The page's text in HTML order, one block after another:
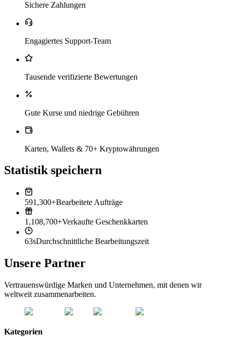
Sichere Zahlungen
Engagiertes Support-Team
Tausende verifizierte Bewertungen
Gute Kurse und niedrige Gebühren
Karten, Wallets & 70+ Kryptowährungen
Statistik speichern
591,300+Bearbeitete Aufträge
1,108,700+Verkaufte Geschenkkarten
63sDurchschnittliche Bearbeitungszeit
Unsere Partner
Vertrauenswürdige Marken und Unternehmen, mit denen wir
weltweit zusammenarbeiten.
Kategorien